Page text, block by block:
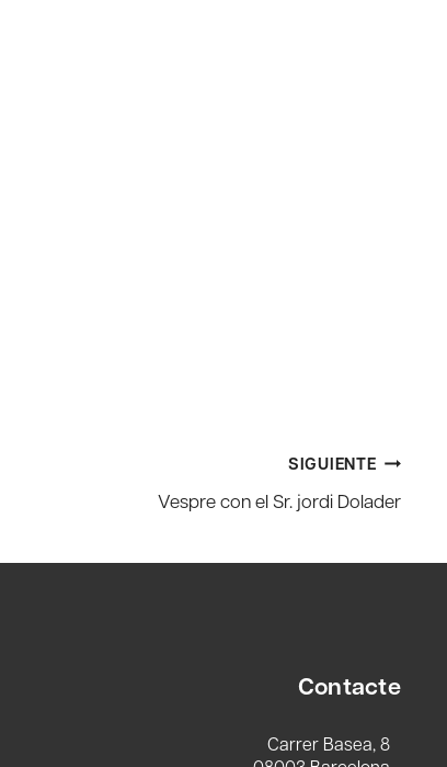
SIGUIENTE
Vespre con el Sr. jordi Dolader
Contacte
Carrer Basea, 8